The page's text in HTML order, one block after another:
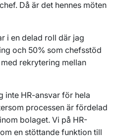
Då är det hennes möten
i en delad roll där jag
och 50% som chefsstöd
rekrytering mellan
inte HR-ansvar för hela
processen är fördelad
bolaget. Vi på HR-
en stöttande funktion till